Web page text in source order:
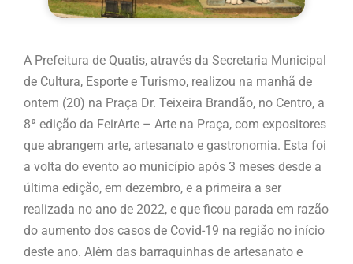
A Prefeitura de Quatis, através da Secretaria Municipal
de Cultura, Esporte e Turismo, realizou na manhã de
ontem (20) na Praça Dr. Teixeira Brandão, no Centro, a
8ª edição da FeirArte – Arte na Praça, com expositores
que abrangem arte, artesanato e gastronomia. Esta foi
a volta do evento ao município após 3 meses desde a
última edição, em dezembro, e a primeira a ser
realizada no ano de 2022, e que ficou parada em razão
do aumento dos casos de Covid-19 na região no início
deste ano. Além das barraquinhas de artesanato e